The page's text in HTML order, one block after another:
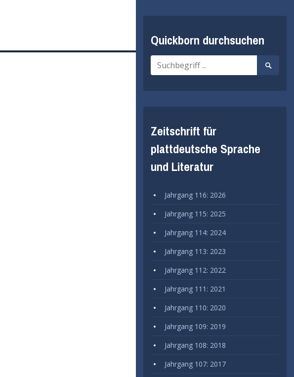
Quickborn durchsuchen
Suche
nach:
Suche
starten
Zeitschrift für
plattdeutsche Sprache
und Literatur
Jahrgang 116: 2026
Jahrgang 115: 2025
Jahrgang 114: 2024
Jahrgang 113: 2023
Jahrgang 112: 2022
Jahrgang 111: 2021
Jahrgang 110: 2020
Jahrgang 109: 2019
Jahrgang 108: 2018
Jahrgang 107: 2017